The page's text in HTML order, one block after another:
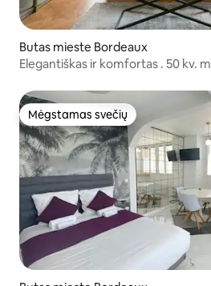
Butas mieste Bordeaux
Elegantiškas ir komfortas . 50 kv. m
Mėgstamas svečių
Mėgstamas svečių